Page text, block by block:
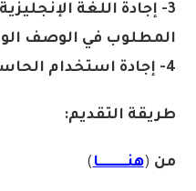
3- إجادة اللغة
المطلوب في الوصف
4- إجادة استخدام الحاسب الآلي
طريقة التقديم:
من (هنــــــــــا )